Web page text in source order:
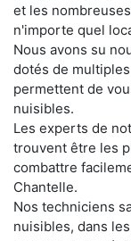
et les
n'importe quel
Nous avons su
dotés de
permettent de
nuisibles.
Les experts de
trouvent être les
combattre
Chantelle.
Nos techniciens
nuisibles, dans